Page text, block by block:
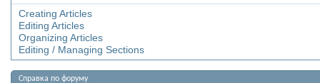
Creating Articles
Editing Articles
Organizing Articles
Editing / Managing Sections
Справка по форуму